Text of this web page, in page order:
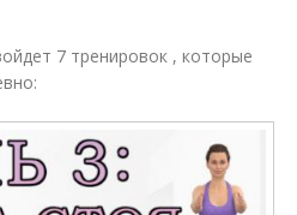
7 тренировок , которые